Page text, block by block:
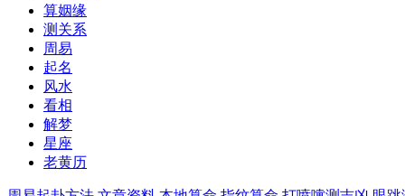
算姻缘
测关系
周易
起名
风水
看相
解梦
星座
老黄历